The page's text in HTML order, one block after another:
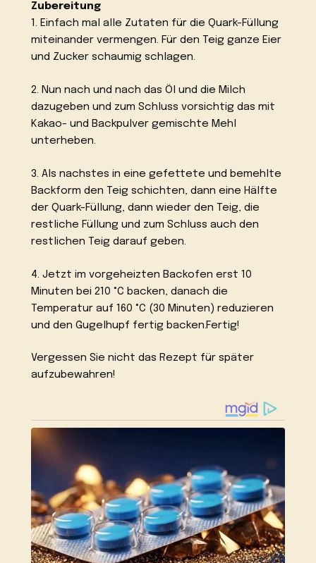
Zubereitung
1. Einfach mal alle Zutaten für die Quark-Füllung
miteinander vermengen. Für den Teig ganze Eier
und Zucker schaumig schlagen.
2. Nun nach und nach das Öl und die Milch
dazugeben und zum Schluss vorsichtig das mit
Kakao- und Backpulver gemischte Mehl
unterheben.
3. Als nachstes in eine gefettete und bemehlte
Backform den Teig schichten, dann eine Hälfte
der Quark-Füllung, dann wieder den Teig, die
restliche Füllung und zum Schluss auch den
restlichen Teig darauf geben.
4. Jetzt im vorgeheizten Backofen erst 10
Minuten bei 210 °C backen, danach die
Temperatur auf 160 °C (30 Minuten) reduzieren
und den Gugelhupf fertig backen.Fertig!
Vergessen Sie nicht das Rezept für später
aufzubewahren!